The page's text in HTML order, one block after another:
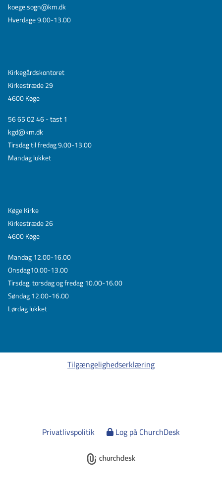
koege.sogn@km.dk
Hverdage 9.00-13.00
Kirkegårdskontoret
Kirkestræde 29
4600 Køge
56 65 02 46 - tast 1
kgd@km.dk
Tirsdag til fredag 9.00-13.00
Mandag lukket
Køge Kirke
Kirkestræde 26
4600 Køge
Mandag 12.00-16.00
Onsdag10.00-13.00
Tirsdag, torsdag og fredag 10.00-16.00
Søndag 12.00-16.00
Lørdag lukket
Tilgængelighedserklæring
Privatlivspolitik Log på ChurchDesk